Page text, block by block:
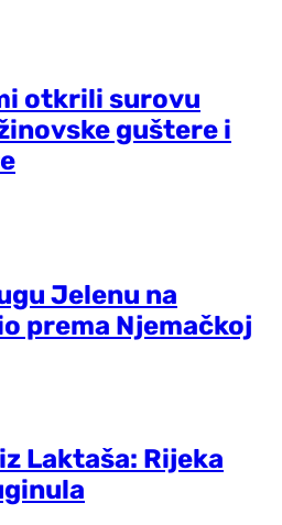
otkrili surovu
guštere i
Jelenu na
prema Njemačkoj
Laktaša: Rijeka